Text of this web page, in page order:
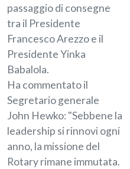
passaggio di consegne
tra il Presidente
Francesco Arezzo e il
Presidente Yinka
Babalola.
Ha commentato il
Segretario generale
John Hewko: "Sebbene la
leadership si rinnovi ogni
anno, la missione del
Rotary rimane immutata.